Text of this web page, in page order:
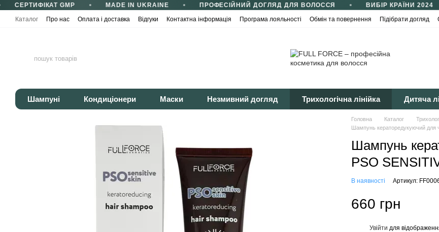
Перейти до основного контенту
СЕРТИФІКАТ GMP MADE IN UKRAINE ПРОФЕСІЙНИЙ ДОГЛЯД ДЛЯ ВОЛОССЯ ВИБІР КРАЇНИ 2024
Каталог
Про нас Оплата і доставка Відгуки Контактна інформація Програма лояльності Обмін та повернення Підібрати догляд
Шампуні Кондиціонери Маски Незмивний догляд Трихологічна лінійка Дитяча
Головна Каталог
Шампунь кераторедукуючий для
Шампунь
PSO
В наявності Артикул:
660 грн
Увійти для